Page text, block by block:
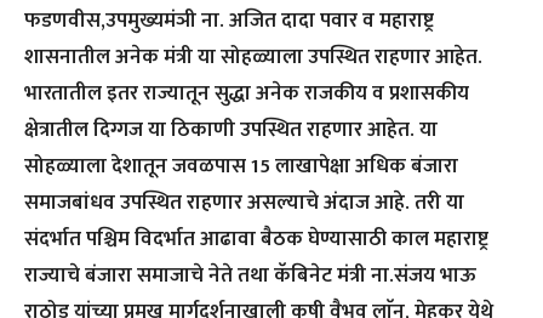
फडणवीस,उपमुख्यमंञी ना. अजित दादा पवार व महाराष्ट्र
शासनातील अनेक मंत्री या सोहळ्याला उपस्थित राहणार आहेत.
भारतातील इतर राज्यातून सुद्धा अनेक राजकीय व प्रशासकीय
क्षेत्रातील दिग्गज या ठिकाणी उपस्थित राहणार आहेत. या
सोहळ्याला देशातून जवळपास 15 लाखापेक्षा अधिक बंजारा
समाजबांधव उपस्थित राहणार असल्याचे अंदाज आहे. तरी या
संदर्भात पश्चिम विदर्भात आढावा बैठक घेण्यासाठी काल महाराष्ट्र
राज्याचे बंजारा समाजाचे नेते तथा कॅबिनेट मंत्री ना.संजय भाऊ